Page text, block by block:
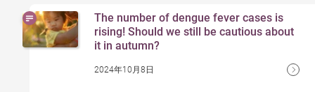
The number of dengue fever cases is
rising! Should we still be cautious about
it in autumn?
2024年10月8日